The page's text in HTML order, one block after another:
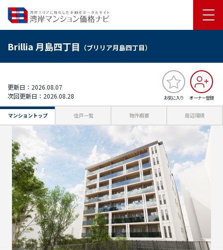
Brillia 月島四丁目 （ブリリア月島四丁目）
お気に入り オーナー登録
更新日：2026.08.07
次回更新日：2026.08.28
マンショントップ 住戸一覧 物件概要 周辺環境